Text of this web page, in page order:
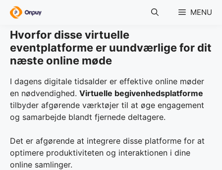
Skip
content
MENU
Hvorfor disse virtuelle
eventplatforme er uundværlige for dit
næste online møde
I dagens digitale tidsalder er effektive online møder
en nødvendighed. Virtuelle begivenhedsplatforme
tilbyder afgørende værktøjer til at øge engagement
og samarbejde blandt fjernede deltagere.
Det er afgørende at integrere disse platforme for at
optimere produktiviteten og interaktionen i dine
online samlinger.